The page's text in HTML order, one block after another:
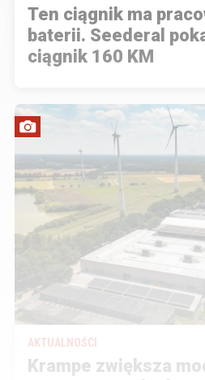
Ten ciągnik ma
baterii. Seederal
ciągnik 160 KM
AKTUALNOŚCI
Krampe zwiększa